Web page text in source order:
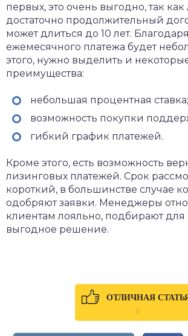
первых, это очень выгодно, так как
достаточно продолжительный
может длиться до 10 лет.
ежемесячного платежа будет
этого, нужно выделить и
преимущества:
небольшая процентная ставка;
возможность покупки
гибкий график платежей.
Кроме этого, есть возможность
лизинговых платежей. Срок
короткий, в большинстве случае
одобряют заявки. Менеджеры
клиентам лояльно, подбирают для
выгодное решение.
ОТЛИЧНАЯ
0